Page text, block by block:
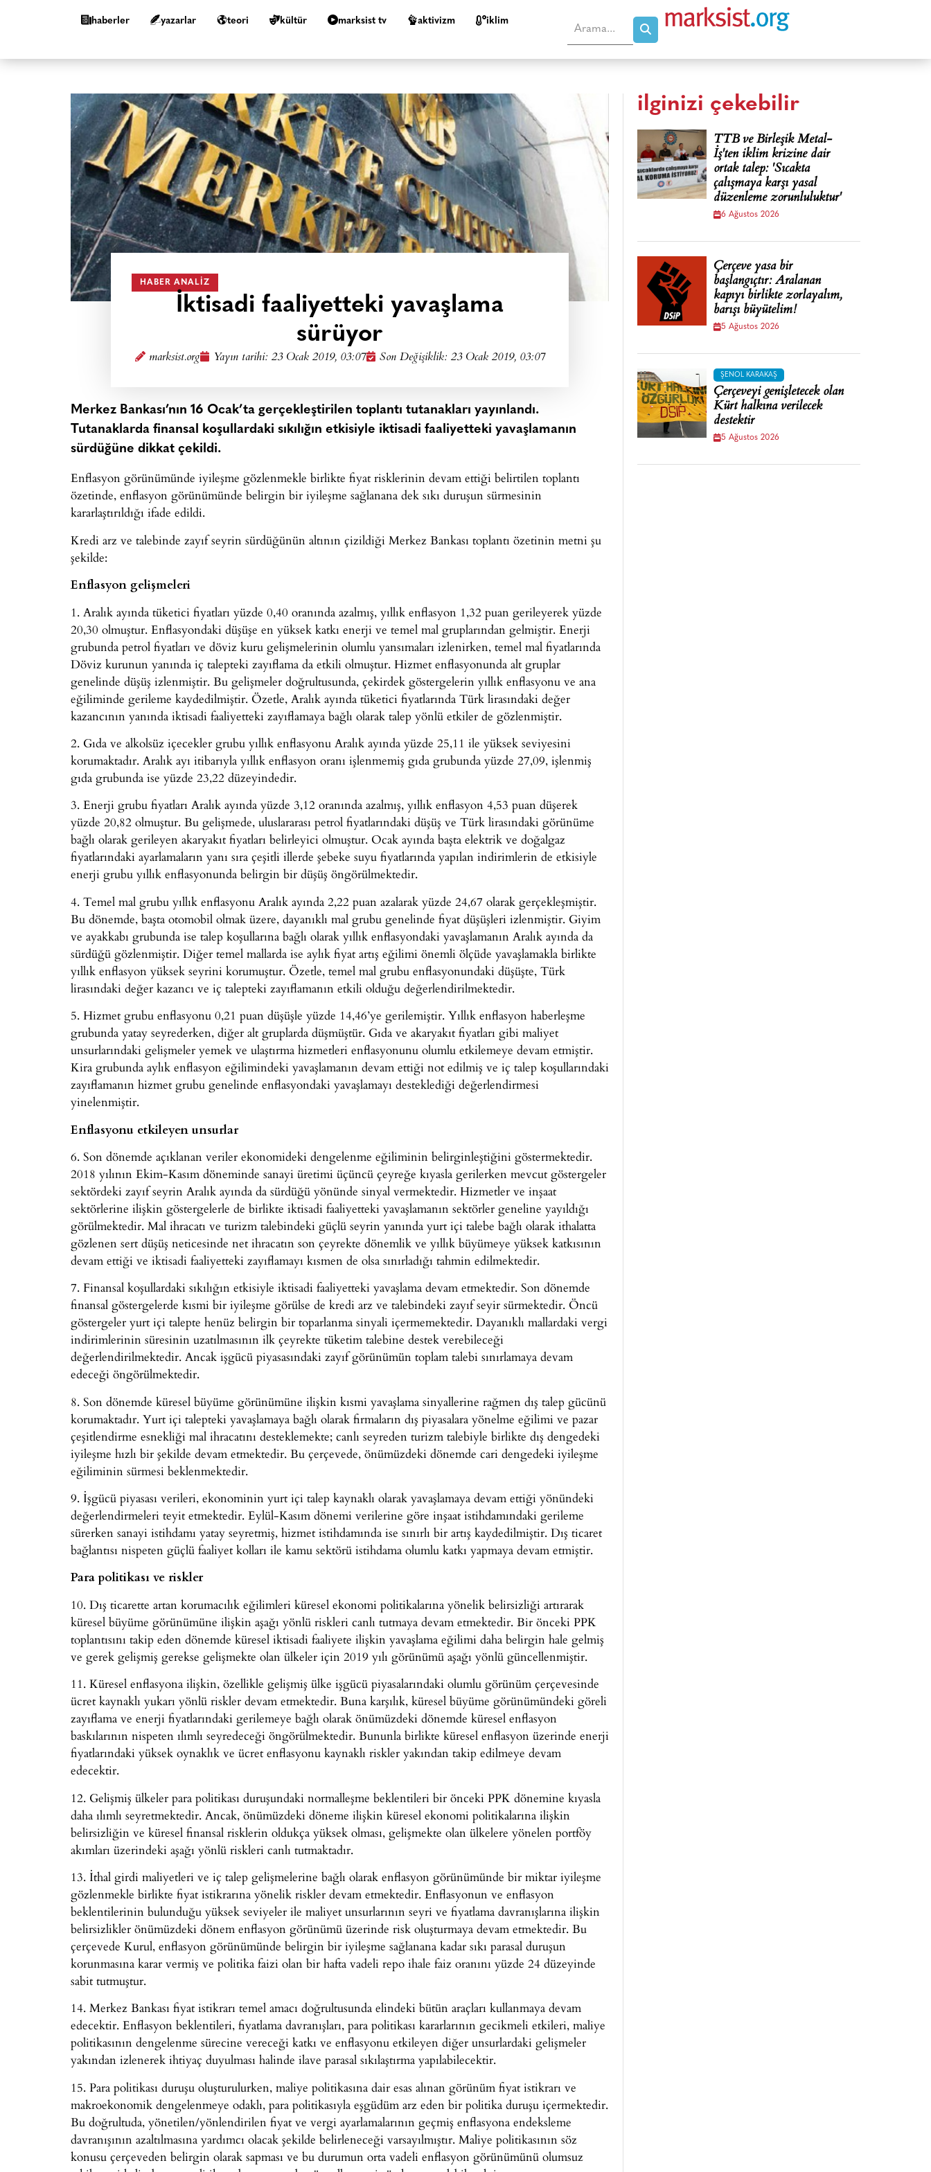
haberler yazarlar teori kültür marksist tv aktivizm i̇klim
HABER ANALIZ
İktisadi faaliyetteki yavaşlama
sürüyor
marksist.org Yayın tarihi: 23 Ocak 2019, 03:07 Son Değişiklik: 23 Ocak 2019, 03:07
Merkez Bankası’nın 16 Ocak’ta gerçekleştirilen toplantı tutanakları yayınlandı.
Tutanaklarda finansal koşullardaki sıkılığın etkisiyle iktisadi faaliyetteki yavaşlamanın
sürdüğüne dikkat çekildi.
Enflasyon görünümünde iyileşme gözlenmekle birlikte fiyat risklerinin devam ettiği belirtilen toplantı
özetinde, enflasyon görünümünde belirgin bir iyileşme sağlanana dek sıkı duruşun sürmesinin
kararlaştırıldığı ifade edildi.
Kredi arz ve talebinde zayıf seyrin sürdüğünün altının çizildiği Merkez Bankası toplantı özetinin metni şu
şekilde:
Enflasyon gelişmeleri
1. Aralık ayında tüketici fiyatları yüzde 0,40 oranında azalmış, yıllık enflasyon 1,32 puan gerileyerek yüzde
20,30 olmuştur. Enflasyondaki düşüşe en yüksek katkı enerji ve temel mal gruplarından gelmiştir. Enerji
grubunda petrol fiyatları ve döviz kuru gelişmelerinin olumlu yansımaları izlenirken, temel mal fiyatlarında
Döviz kurunun yanında iç talepteki zayıflama da etkili olmuştur. Hizmet enflasyonunda alt gruplar
genelinde düşüş izlenmiştir. Bu gelişmeler doğrultusunda, çekirdek göstergelerin yıllık enflasyonu ve ana
eğiliminde gerileme kaydedilmiştir. Özetle, Aralık ayında tüketici fiyatlarında Türk lirasındaki değer
kazancının yanında iktisadi faaliyetteki zayıflamaya bağlı olarak talep yönlü etkiler de gözlenmiştir.
2. Gıda ve alkolsüz içecekler grubu yıllık enflasyonu Aralık ayında yüzde 25,11 ile yüksek seviyesini
korumaktadır. Aralık ayı itibarıyla yıllık enflasyon oranı işlenmemiş gıda grubunda yüzde 27,09, işlenmiş
gıda grubunda ise yüzde 23,22 düzeyindedir.
3. Enerji grubu fiyatları Aralık ayında yüzde 3,12 oranında azalmış, yıllık enflasyon 4,53 puan düşerek
yüzde 20,82 olmuştur. Bu gelişmede, uluslararası petrol fiyatlarındaki düşüş ve Türk lirasındaki görünüme
bağlı olarak gerileyen akaryakıt fiyatları belirleyici olmuştur. Ocak ayında başta elektrik ve doğalgaz
fiyatlarındaki ayarlamaların yanı sıra çeşitli illerde şebeke suyu fiyatlarında yapılan indirimlerin de etkisiyle
enerji grubu yıllık enflasyonunda belirgin bir düşüş öngörülmektedir.
4. Temel mal grubu yıllık enflasyonu Aralık ayında 2,22 puan azalarak yüzde 24,67 olarak gerçekleşmiştir.
Bu dönemde, başta otomobil olmak üzere, dayanıklı mal grubu genelinde fiyat düşüşleri izlenmiştir. Giyim
ve ayakkabı grubunda ise talep koşullarına bağlı olarak yıllık enflasyondaki yavaşlamanın Aralık ayında da
sürdüğü gözlenmiştir. Diğer temel mallarda ise aylık fiyat artış eğilimi önemli ölçüde yavaşlamakla birlikte
yıllık enflasyon yüksek seyrini korumuştur. Özetle, temel mal grubu enflasyonundaki düşüşte, Türk
lirasındaki değer kazancı ve iç talepteki zayıflamanın etkili olduğu değerlendirilmektedir.
5. Hizmet grubu enflasyonu 0,21 puan düşüşle yüzde 14,46’ye gerilemiştir. Yıllık enflasyon haberleşme
grubunda yatay seyrederken, diğer alt gruplarda düşmüştür. Gıda ve akaryakıt fiyatları gibi maliyet
unsurlarındaki gelişmeler yemek ve ulaştırma hizmetleri enflasyonunu olumlu etkilemeye devam etmiştir.
Kira grubunda aylık enflasyon eğilimindeki yavaşlamanın devam ettiği not edilmiş ve iç talep koşullarındaki
zayıflamanın hizmet grubu genelinde enflasyondaki yavaşlamayı desteklediği değerlendirmesi
yinelenmiştir.
Enflasyonu etkileyen unsurlar
6. Son dönemde açıklanan veriler ekonomideki dengelenme eğiliminin belirginleştiğini göstermektedir.
2018 yılının Ekim-Kasım döneminde sanayi üretimi üçüncü çeyreğe kıyasla gerilerken mevcut göstergeler
sektördeki zayıf seyrin Aralık ayında da sürdüğü yönünde sinyal vermektedir. Hizmetler ve inşaat
sektörlerine ilişkin göstergelerle de birlikte iktisadi faaliyetteki yavaşlamanın sektörler geneline yayıldığı
görülmektedir. Mal ihracatı ve turizm talebindeki güçlü seyrin yanında yurt içi talebe bağlı olarak ithalatta
gözlenen sert düşüş neticesinde net ihracatın son çeyrekte dönemlik ve yıllık büyümeye yüksek katkısının
devam ettiği ve iktisadi faaliyetteki zayıflamayı kısmen de olsa sınırladığı tahmin edilmektedir.
7. Finansal koşullardaki sıkılığın etkisiyle iktisadi faaliyetteki yavaşlama devam etmektedir. Son dönemde
finansal göstergelerde kısmi bir iyileşme görülse de kredi arz ve talebindeki zayıf seyir sürmektedir. Öncü
göstergeler yurt içi talepte henüz belirgin bir toparlanma sinyali içermemektedir. Dayanıklı mallardaki vergi
indirimlerinin süresinin uzatılmasının ilk çeyrekte tüketim talebine destek verebileceği
değerlendirilmektedir. Ancak işgücü piyasasındaki zayıf görünümün toplam talebi sınırlamaya devam
edeceği öngörülmektedir.
8. Son dönemde küresel büyüme görünümüne ilişkin kısmi yavaşlama sinyallerine rağmen dış talep gücünü
korumaktadır. Yurt içi talepteki yavaşlamaya bağlı olarak firmaların dış piyasalara yönelme eğilimi ve pazar
çeşitlendirme esnekliği mal ihracatını desteklemekte; canlı seyreden turizm talebiyle birlikte dış dengedeki
iyileşme hızlı bir şekilde devam etmektedir. Bu çerçevede, önümüzdeki dönemde cari dengedeki iyileşme
eğiliminin sürmesi beklenmektedir.
9. İşgücü piyasası verileri, ekonominin yurt içi talep kaynaklı olarak yavaşlamaya devam ettiği yönündeki
değerlendirmeleri teyit etmektedir. Eylül-Kasım dönemi verilerine göre inşaat istihdamındaki gerileme
sürerken sanayi istihdamı yatay seyretmiş, hizmet istihdamında ise sınırlı bir artış kaydedilmiştir. Dış ticaret
bağlantısı nispeten güçlü faaliyet kolları ile kamu sektörü istihdama olumlu katkı yapmaya devam etmiştir.
Para politikası ve riskler
10. Dış ticarette artan korumacılık eğilimleri küresel ekonomi politikalarına yönelik belirsizliği artırarak
küresel büyüme görünümüne ilişkin aşağı yönlü riskleri canlı tutmaya devam etmektedir. Bir önceki PPK
toplantısını takip eden dönemde küresel iktisadi faaliyete ilişkin yavaşlama eğilimi daha belirgin hale gelmiş
ve gerek gelişmiş gerekse gelişmekte olan ülkeler için 2019 yılı görünümü aşağı yönlü güncellenmiştir.
11. Küresel enflasyona ilişkin, özellikle gelişmiş ülke işgücü piyasalarındaki olumlu görünüm çerçevesinde
ücret kaynaklı yukarı yönlü riskler devam etmektedir. Buna karşılık, küresel büyüme görünümündeki göreli
zayıflama ve enerji fiyatlarındaki gerilemeye bağlı olarak önümüzdeki dönemde küresel enflasyon
baskılarının nispeten ılımlı seyredeceği öngörülmektedir. Bununla birlikte küresel enflasyon üzerinde enerji
fiyatlarındaki yüksek oynaklık ve ücret enflasyonu kaynaklı riskler yakından takip edilmeye devam
edecektir.
12. Gelişmiş ülkeler para politikası duruşundaki normalleşme beklentileri bir önceki PPK dönemine kıyasla
daha ılımlı seyretmektedir. Ancak, önümüzdeki döneme ilişkin küresel ekonomi politikalarına ilişkin
belirsizliğin ve küresel finansal risklerin oldukça yüksek olması, gelişmekte olan ülkelere yönelen portföy
akımları üzerindeki aşağı yönlü riskleri canlı tutmaktadır.
13. İthal girdi maliyetleri ve iç talep gelişmelerine bağlı olarak enflasyon görünümünde bir miktar iyileşme
gözlenmekle birlikte fiyat istikrarına yönelik riskler devam etmektedir. Enflasyonun ve enflasyon
beklentilerinin bulunduğu yüksek seviyeler ile maliyet unsurlarının seyri ve fiyatlama davranışlarına ilişkin
belirsizlikler önümüzdeki dönem enflasyon görünümü üzerinde risk oluşturmaya devam etmektedir. Bu
çerçevede Kurul, enflasyon görünümünde belirgin bir iyileşme sağlanana kadar sıkı parasal duruşun
korunmasına karar vermiş ve politika faizi olan bir hafta vadeli repo ihale faiz oranını yüzde 24 düzeyinde
sabit tutmuştur.
14. Merkez Bankası fiyat istikrarı temel amacı doğrultusunda elindeki bütün araçları kullanmaya devam
edecektir. Enflasyon beklentileri, fiyatlama davranışları, para politikası kararlarının gecikmeli etkileri, maliye
politikasının dengelenme sürecine vereceği katkı ve enflasyonu etkileyen diğer unsurlardaki gelişmeler
yakından izlenerek ihtiyaç duyulması halinde ilave parasal sıkılaştırma yapılabilecektir.
15. Para politikası duruşu oluşturulurken, maliye politikasına dair esas alınan görünüm fiyat istikrarı ve
makroekonomik dengelenmeye odaklı, para politikasıyla eşgüdüm arz eden bir politika duruşu içermektedir.
Bu doğrultuda, yönetilen/yönlendirilen fiyat ve vergi ayarlamalarının geçmiş enflasyona endeksleme
davranışının azaltılmasına yardımcı olacak şekilde belirleneceği varsayılmıştır. Maliye politikasının söz
konusu çerçeveden belirgin olarak sapması ve bu durumun orta vadeli enflasyon görünümünü olumsuz
ilginizi çekebilir
TTB ve Birleşik Metal-
İş'ten iklim krizine dair
ortak talep: 'Sıcakta
çalışmaya karşı yasal
düzenleme zorunluluktur'
6 Ağustos 2026
Çerçeve yasa bir
başlangıçtır: Aralanan
kapıyı birlikte zorlayalım,
barışı büyütelim!
5 Ağustos 2026
ŞENOL KARAKAŞ
Çerçeveyi genişletecek olan
Kürt halkına verilecek
destektir
5 Ağustos 2026